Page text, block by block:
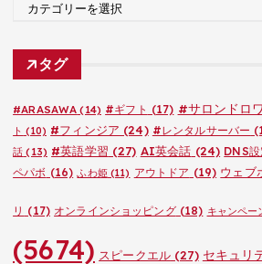
ゴ
タグ
#ARASAWA (14) #ギフト (17) #サロンドロ
ト (10) #フィンジア (24) #レンタルサーバー
話 (13) #英語学習 (27) AI英会話 (24) DNS設
ペパボ (16) ふわ姫(11) アウトドア (19) ウェブ
リ (17) オンラインショッピング(18) キャンペー
(5674) スピークエル(27) セキュリ